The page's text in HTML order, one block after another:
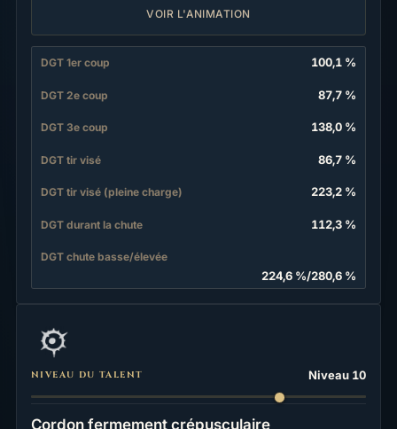
VOIR L'ANIMATION
DGT 1er coup 100,1 %
DGT 2e coup 87,7 %
DGT 3e coup 138,0 %
DGT tir visé 86,7 %
DGT tir visé (pleine charge) 223,2 %
DGT durant la chute 112,3 %
DGT chute basse/élevée
224,6 %/280,6 %
NIVEAU DU TALENT Niveau 10
Cordon fermement crépusculaire